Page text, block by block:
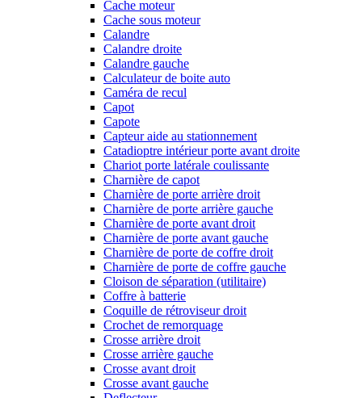
Cache moteur
Cache sous moteur
Calandre
Calandre droite
Calandre gauche
Calculateur de boite auto
Caméra de recul
Capot
Capote
Capteur aide au stationnement
Catadioptre intérieur porte avant droite
Chariot porte latérale coulissante
Charnière de capot
Charnière de porte arrière droit
Charnière de porte arrière gauche
Charnière de porte avant droit
Charnière de porte avant gauche
Charnière de porte de coffre droit
Charnière de porte de coffre gauche
Cloison de séparation (utilitaire)
Coffre à batterie
Coquille de rétroviseur droit
Crochet de remorquage
Crosse arrière droit
Crosse arrière gauche
Crosse avant droit
Crosse avant gauche